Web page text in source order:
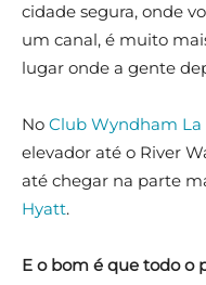
cidade segura, onde
um canal, é muito
lugar onde a gente
No Club Wyndham La
elevador até o River
até chegar na parte
Hyatt.
E o bom é que todo o